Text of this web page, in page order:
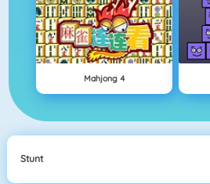
Mahjong 4
Stunt